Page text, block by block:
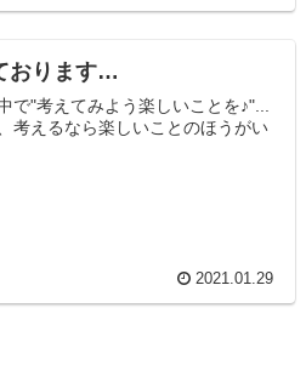
おります…
"考えてみよう楽しいことを♪"...
考えるなら楽しいことのほうがい
2021.01.29